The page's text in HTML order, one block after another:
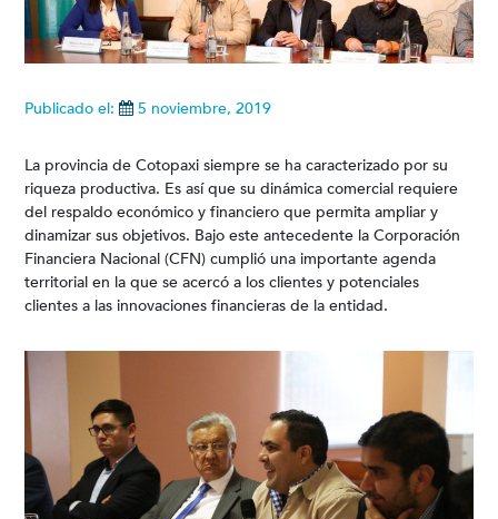
Publicado el: 5 noviembre, 2019
La provincia de Cotopaxi siempre se ha caracterizado por su
riqueza productiva. Es así que su dinámica comercial requiere
del respaldo económico y financiero que permita ampliar y
dinamizar sus objetivos. Bajo este antecedente la Corporación
Financiera Nacional (CFN) cumplió una importante agenda
territorial en la que se acercó a los clientes y potenciales
clientes a las innovaciones financieras de la entidad.